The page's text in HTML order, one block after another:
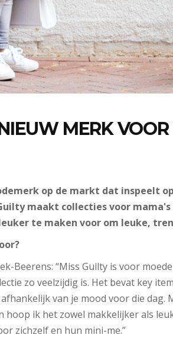
MERK
op de markt dat inspeelt
maakt collecties voor
te maken voor om leuke,
Beerens: “Miss Guilty is voor
zo veelzijdig is. Het bevat key
van je mood voor die dag.
ik het zowel makkelijker als
zichzelf en hun mini-me.”